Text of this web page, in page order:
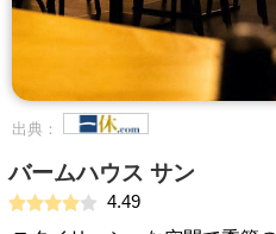
出典：
バームハウス サン
4.49